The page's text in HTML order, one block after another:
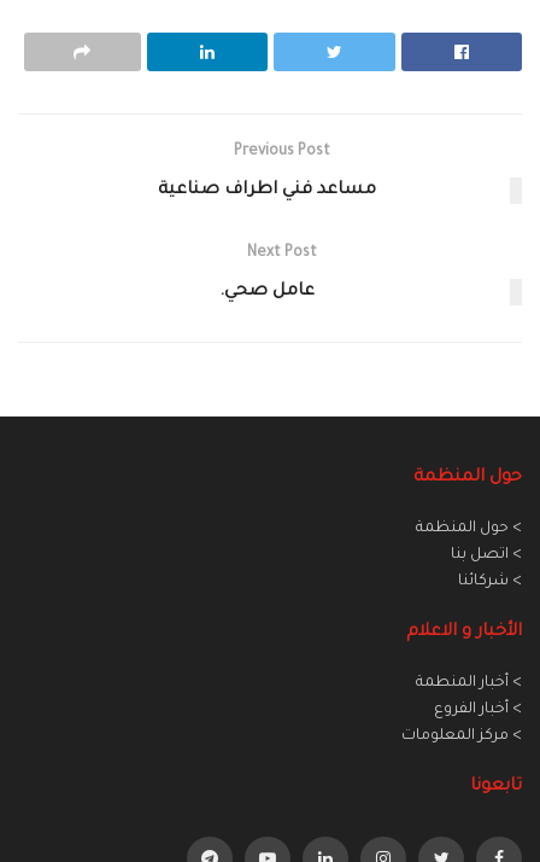
Previous Post
مساعد فني اطراف صناعية
Next Post
عامل صحي.
حول المنظمة
> حول المنظمة
> اتصل بنا
> شركائنا
الأخبار و الاعلام
> أخبار المنطمة
> أخبار الفروع
> مركز المعلومات
تابعونا